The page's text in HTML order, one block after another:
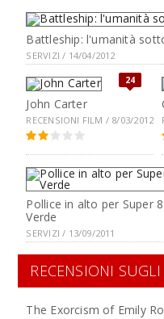
Battleship: l'umanità
SERVIZI / 14/04/2012
24
John Carter
RECENSIONI FILM / 8/03/2012
Pollice in alto per Super
Verde
SERVIZI / 13/09/2011
RECENSIONI SUGLI
The Exorcism of Emily